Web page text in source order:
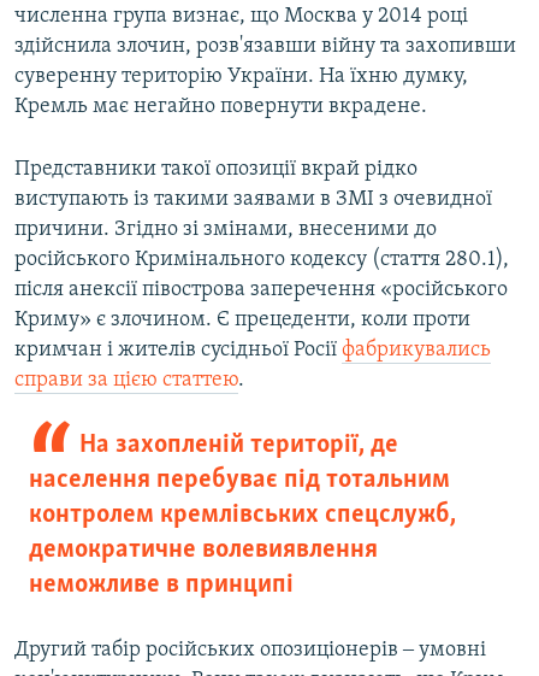
численна група визнає, що Москва у 2014 році
здійснила злочин, розв'язавши війну та захопивши
суверенну територію України. На їхню думку,
Кремль має негайно повернути вкрадене.
Представники такої опозиції вкрай рідко
виступають із такими заявами в ЗМІ з очевидної
причини. Згідно зі змінами, внесеними до
російського Кримінального кодексу (стаття 280.1),
після анексії півострова заперечення «російського
Криму» є злочином. Є прецеденти, коли проти
кримчан і жителів сусідньої Росії фабрикувались
справи за цією статтею.
На захопленій території, де
населення перебуває під тотальним
контролем кремлівських спецслужб,
демократичне волевиявлення
неможливе в принципі
Другий табір російських опозиціонерів ‒ умовні